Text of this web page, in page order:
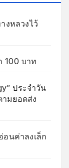
งหลวงไว้
100 บาท
ประจำวัน
มยอดส่ง
อนค่าลงเล็ก